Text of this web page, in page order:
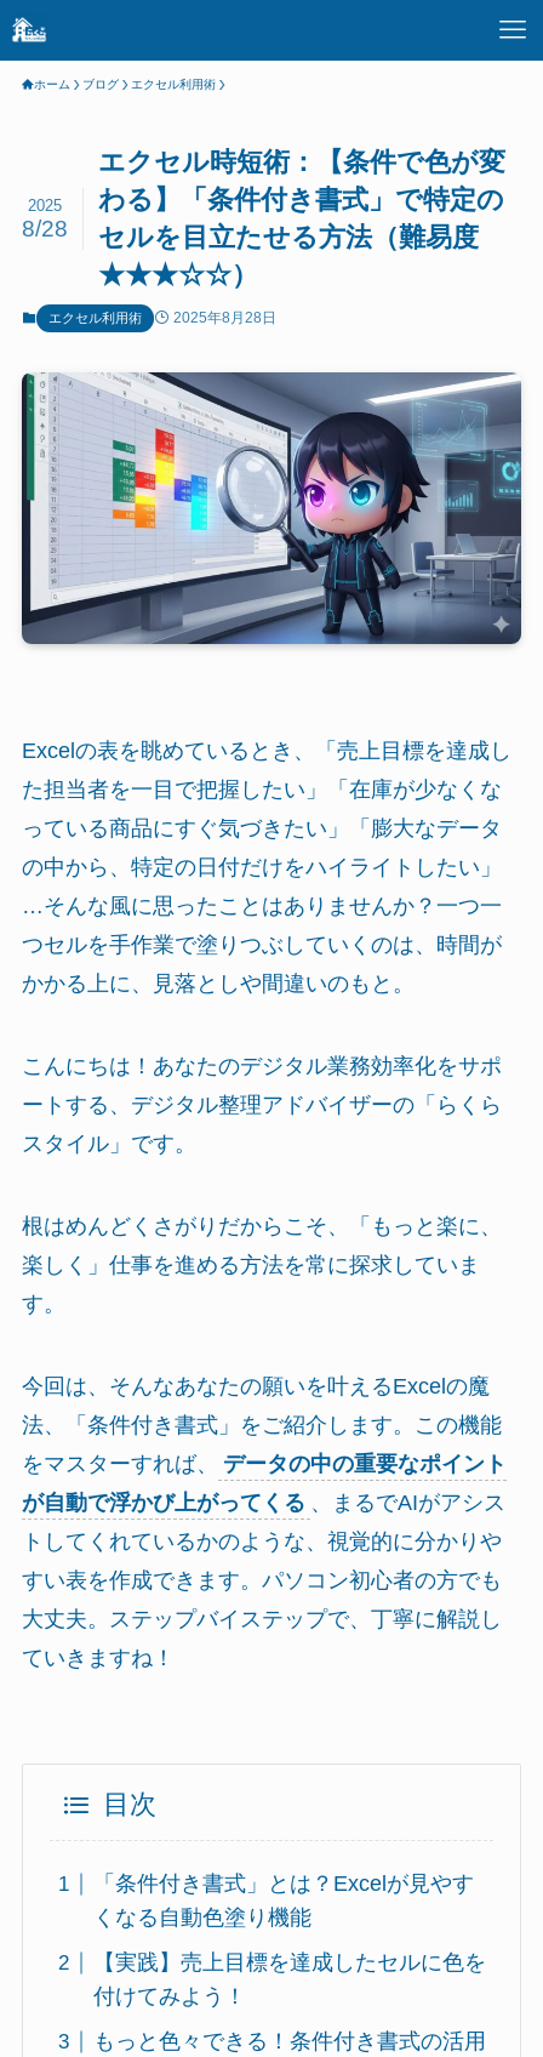
ホーム ブログ エクセル利用術
エクセル時短術：【条件で色が変
わる】「条件付き書式」で特定の
セルを目立たせる方法（難易度
★★★☆☆）
2025
8/28
エクセル利用術 2025年8月28日
Excelの表を眺めているとき、「売上目標を達成し
た担当者を一目で把握したい」「在庫が少なくな
っている商品にすぐ気づきたい」「膨大なデータ
の中から、特定の日付だけをハイライトしたい」
…そんな風に思ったことはありませんか？一つ一
つセルを手作業で塗りつぶしていくのは、時間が
かかる上に、見落としや間違いのもと。
こんにちは！あなたのデジタル業務効率化をサポ
ートする、デジタル整理アドバイザーの「らくら
スタイル」です。
根はめんどくさがりだからこそ、「もっと楽に、
楽しく」仕事を進める方法を常に探求していま
す。
今回は、そんなあなたの願いを叶えるExcelの魔
法、「条件付き書式」をご紹介します。この機能
をマスターすれば、
データの中の重要なポイント
が自動で浮かび上がってくる 、まるでAIがアシス
トしてくれているかのような、視覚的に分かりや
すい表を作成できます。パソコン初心者の方でも
大丈夫。ステップバイステップで、丁寧に解説し
ていきますね！
目次
「条件付き書式」とは？Excelが見やす
くなる自動色塗り機能
【実践】売上目標を達成したセルに色を
付けてみよう！
もっと色々できる！条件付き書式の活用